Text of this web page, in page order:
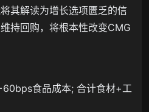
其解读为增长选项匮乏的信
持回购，将根本性改变CMG
食品成本; 合计食材+工